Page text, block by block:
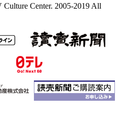
Center. 2005-2019 All